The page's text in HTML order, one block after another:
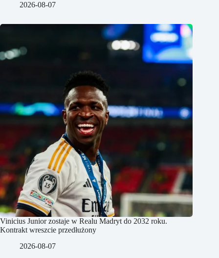
2026-08-07
Vinicius Junior zostaje w Realu Madryt do 2032 roku.
Kontrakt wreszcie przedłużony
2026-08-07